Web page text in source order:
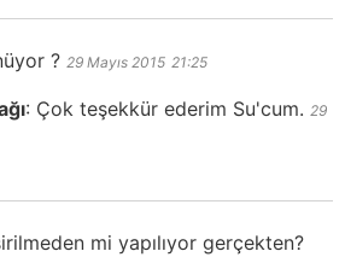
? 29 Mayıs 2015 21:25
: Çok teşekkür ederim Su'cum. 29
mi yapılıyor gerçekten?